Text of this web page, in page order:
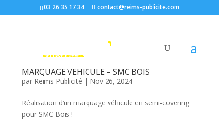
03 26 35 17 34 contact@reims-publicite.com
MARQUAGE VÉHICULE – SMC BOIS
par Reims Publicité | Nov 26, 2024
Réalisation d’un marquage véhicule en semi-covering
pour SMC Bois !